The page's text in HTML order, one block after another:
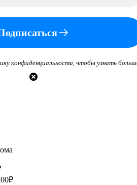
конфиденциальности, чтобы узнать
₽